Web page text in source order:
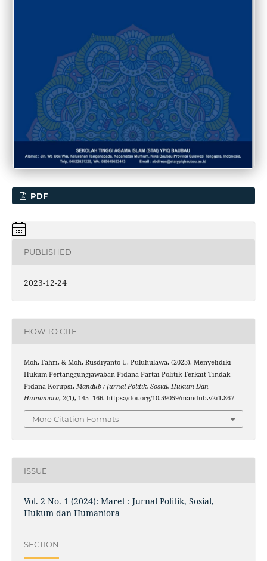
PDF
PUBLISHED
2023-12-24
HOW TO CITE
Moh. Fahri, & Moh. Rusdiyanto U. Puluhulawa. (2023). Menyelidiki
Hukum Pertanggungjawaban Pidana Partai Politik Terkait Tindak
Pidana Korupsi. Mandub : Jurnal Politik, Sosial, Hukum Dan
Humaniora, 2(1), 145–166. https://doi.org/10.59059/mandub.v2i1.867
More Citation Formats
ISSUE
Vol. 2 No. 1 (2024): Maret : Jurnal Politik, Sosial,
Hukum dan Humaniora
SECTION